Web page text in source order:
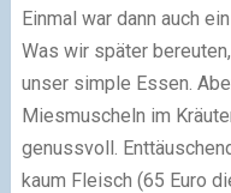
Einmal war dann auch
Was wir später
unser simple Essen.
Miesmuscheln im
genussvoll.
kaum Fleisch (65 Euro